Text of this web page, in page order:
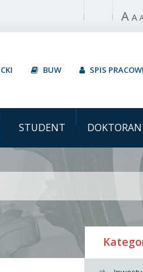
Włącz A A
BUW SPIS
STUDENT